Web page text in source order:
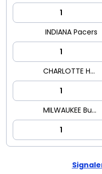
1
INDIANA Pacers
1
CHARLOTTE Hornets
1
MILWAUKEE Bucks
1